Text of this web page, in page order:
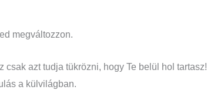
megváltozzon.
azt tudja tükrözni, hogy Te belül hol tartasz!
a külvilágban.